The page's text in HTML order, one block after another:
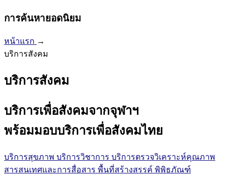
การค้นหายอดนิยม
หน้าแรก →
บริการสังคม
บริการสังคม
บริการเพื่อสังคมจากจุฬาฯ
พร้อมมอบบริการเพื่อสังคมไทย
บริการสุขภาพ บริการวิชาการ บริการตรวจวิเคราะห์คุณภาพ
สารสนเทศและการสื่อสาร พื้นที่สร้างสรรค์ พิพิธภัณฑ์